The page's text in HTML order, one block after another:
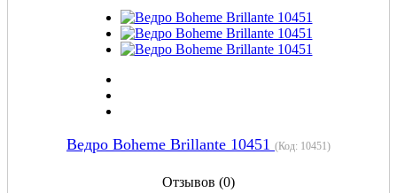
Ведро Boheme Brillante 10451 (Код: 10451)
Отзывов (0)